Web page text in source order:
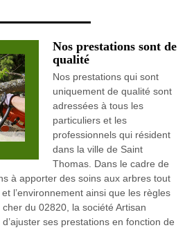
Nos prestations sont de
qualité
Nos prestations qui sont
uniquement de qualité sont
adressées à tous les
particuliers et les
professionnels qui résident
dans la ville de Saint
Thomas. Dans le cadre de
à apporter des soins aux arbres tout
l’environnement ainsi que les règles
du 02820, la société Artisan
ses prestations en fonction de